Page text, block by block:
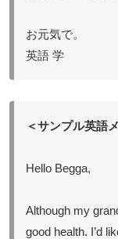
お元気で。
英語 学
＜サンプル英語
Hello Begga,
Although my
good health. I’d